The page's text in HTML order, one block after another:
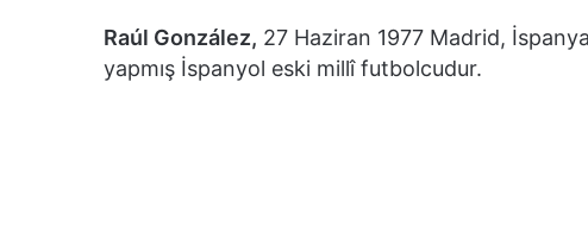
Raúl González, 27 Haziran 1977 Madrid,
yapmış İspanyol eski millî futbolcudur.